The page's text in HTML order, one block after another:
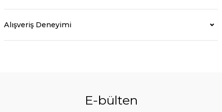
Alışveriş Deneyimi
E-bülten